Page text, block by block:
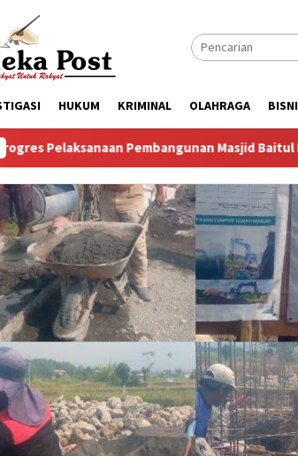
HUKUM KRIMINAL OLAHRAGA
Masjid Baitul Mukminin dusun